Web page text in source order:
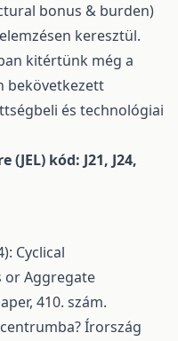
bonus & burden)
keresztül.
kitértünk még a
bekövetkezett
és technológiai
kód: J21, J24,
Cyclical
or Aggregate
410. szám.
Írország